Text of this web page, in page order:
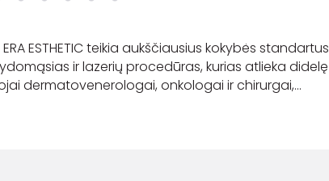
ESTHETIC teikia aukščiausius kokybės standartus
ir lazerių procedūras, kurias atlieka didelę
dermatovenerologai, onkologai ir chirurgai,...